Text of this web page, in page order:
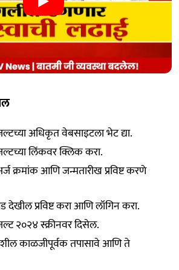
अधिकृत वेबसाइटला भेट द्या.
लिंकवर क्लिक करा.
क्रमांक आणि जन्मतारीख प्रविष्ट करणे
देखील प्रविष्ट करा आणि लॉगिन करा.
२०२४ स्क्रीनवर दिसेल.
काळजीपूर्वक तपासावे आणि ते